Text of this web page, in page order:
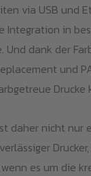
via USB und
Integration in
Und dank der
und
Drucke
daher nicht nur
es um die